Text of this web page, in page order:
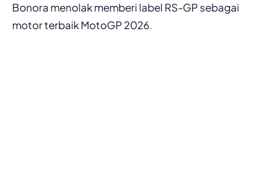
Bonora menolak memberi label RS-GP sebagai
motor terbaik MotoGP 2026.